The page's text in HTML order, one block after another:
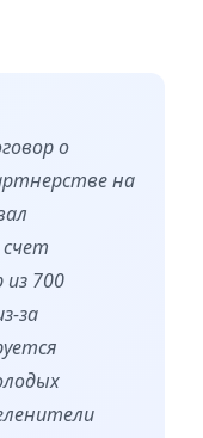
о
на
700
за